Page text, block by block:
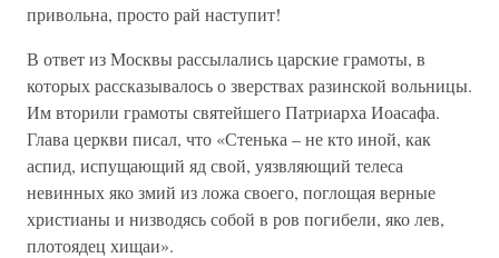
привольна, просто рай наступит!
В ответ из Москвы рассылались царские грамоты, в
которых рассказывалось о зверствах разинской вольницы.
Им вторили грамоты святейшего Патриарха Иоасафа.
Глава церкви писал, что «Стенька – не кто иной, как
аспид, испущающий яд свой, уязвляющий телеса
невинных яко змий из ложа своего, поглощая верные
христианы и низводясь собой в ров погибели, яко лев,
плотоядец хищаи».